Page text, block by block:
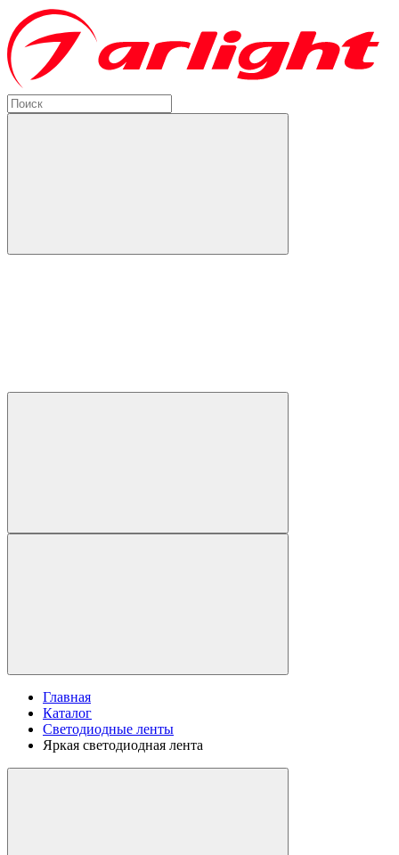
Главная
Каталог
Светодиодные ленты
Яркая светодиодная лента